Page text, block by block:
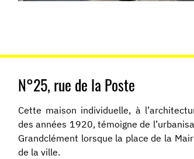
N°25, rue de la Poste
Cette maison individuelle, à
des années 1920, témoigne de
Grandclément lorsque la place de la
de la ville.